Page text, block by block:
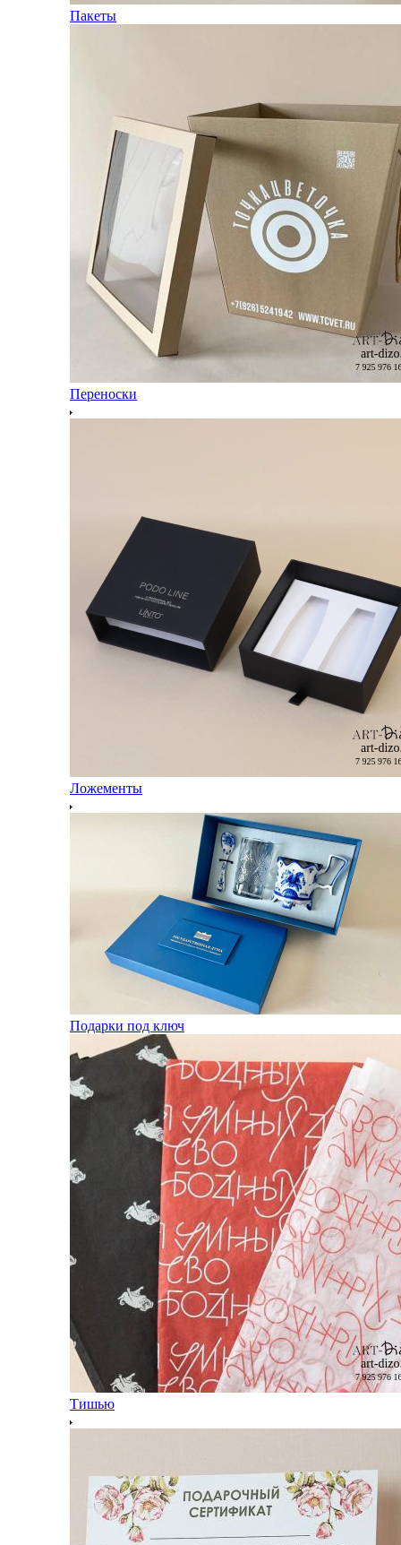
Пакеты
Переноски
Ложементы
Подарки под ключ
Тишью